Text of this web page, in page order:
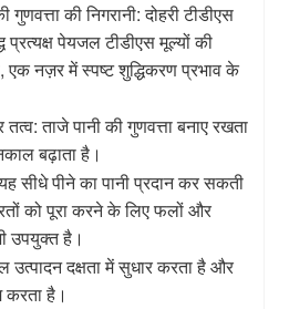
की निगरानी: दोहरी टीडीएस
पेयजल टीडीएस मूल्यों की
​​एक नज़र में स्पष्ट शुद्धिकरण प्रभाव के
ताजे पानी की गुणवत्ता बनाए रखता
बढ़ाता है।
सीधे पीने का पानी प्रदान कर सकती
को पूरा करने के लिए फलों और
उपयुक्त है।
उत्पादन दक्षता में सुधार करता है और
है।